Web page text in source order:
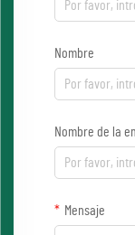
Nombre
Nombre de la
Mensaje